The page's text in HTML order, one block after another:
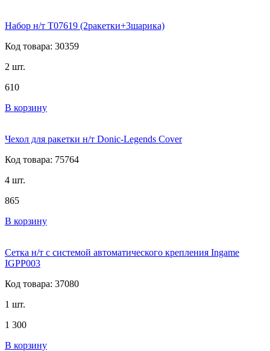
Набор н/т T07619 (2ракетки+3шарика)
Код товара: 30359
2 шт.
610
В корзину
Чехол для ракетки н/т Donic-Legends Cover
Код товара: 75764
4 шт.
865
В корзину
Сетка н/т с системой автоматического крепления Ingame
IGPP003
Код товара: 37080
1 шт.
1 300
В корзину